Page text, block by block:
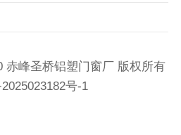
赤峰圣桥铝塑门窗厂 版权所有
号-1